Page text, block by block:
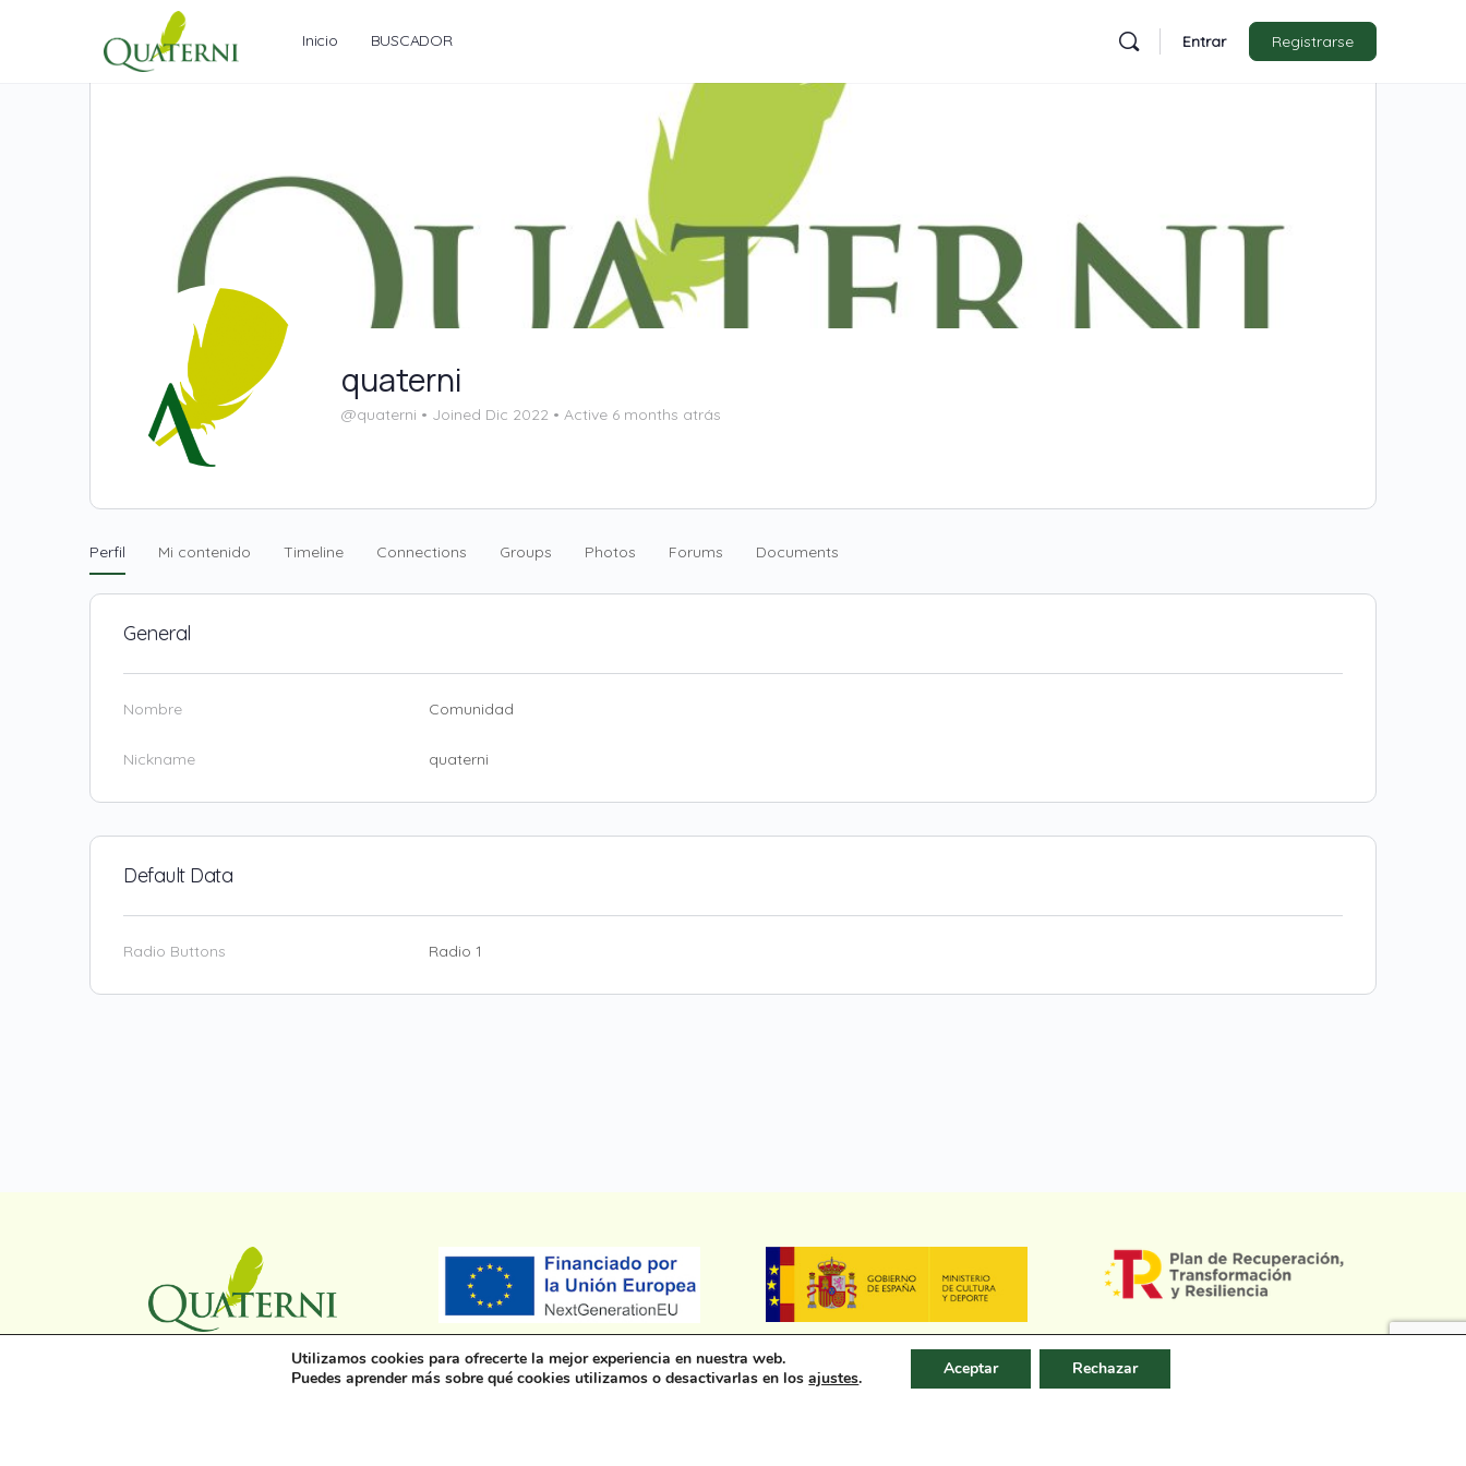
Inicio BUSCADOR Entrar Registrarse
quaterni
@quaterni • Joined Dic 2022 • Active 6 months atrás
Perfil Mi contenido Timeline Connections Groups Photos Forums Documents
General
Nombre Comunidad
Nickname quaterni
Default Data
Radio Buttons Radio 1
Utilizamos cookies para ofrecerte la mejor experiencia en nuestra web.
Puedes aprender más sobre qué cookies utilizamos o desactivarlas en losajustes. Aceptar Rechazar